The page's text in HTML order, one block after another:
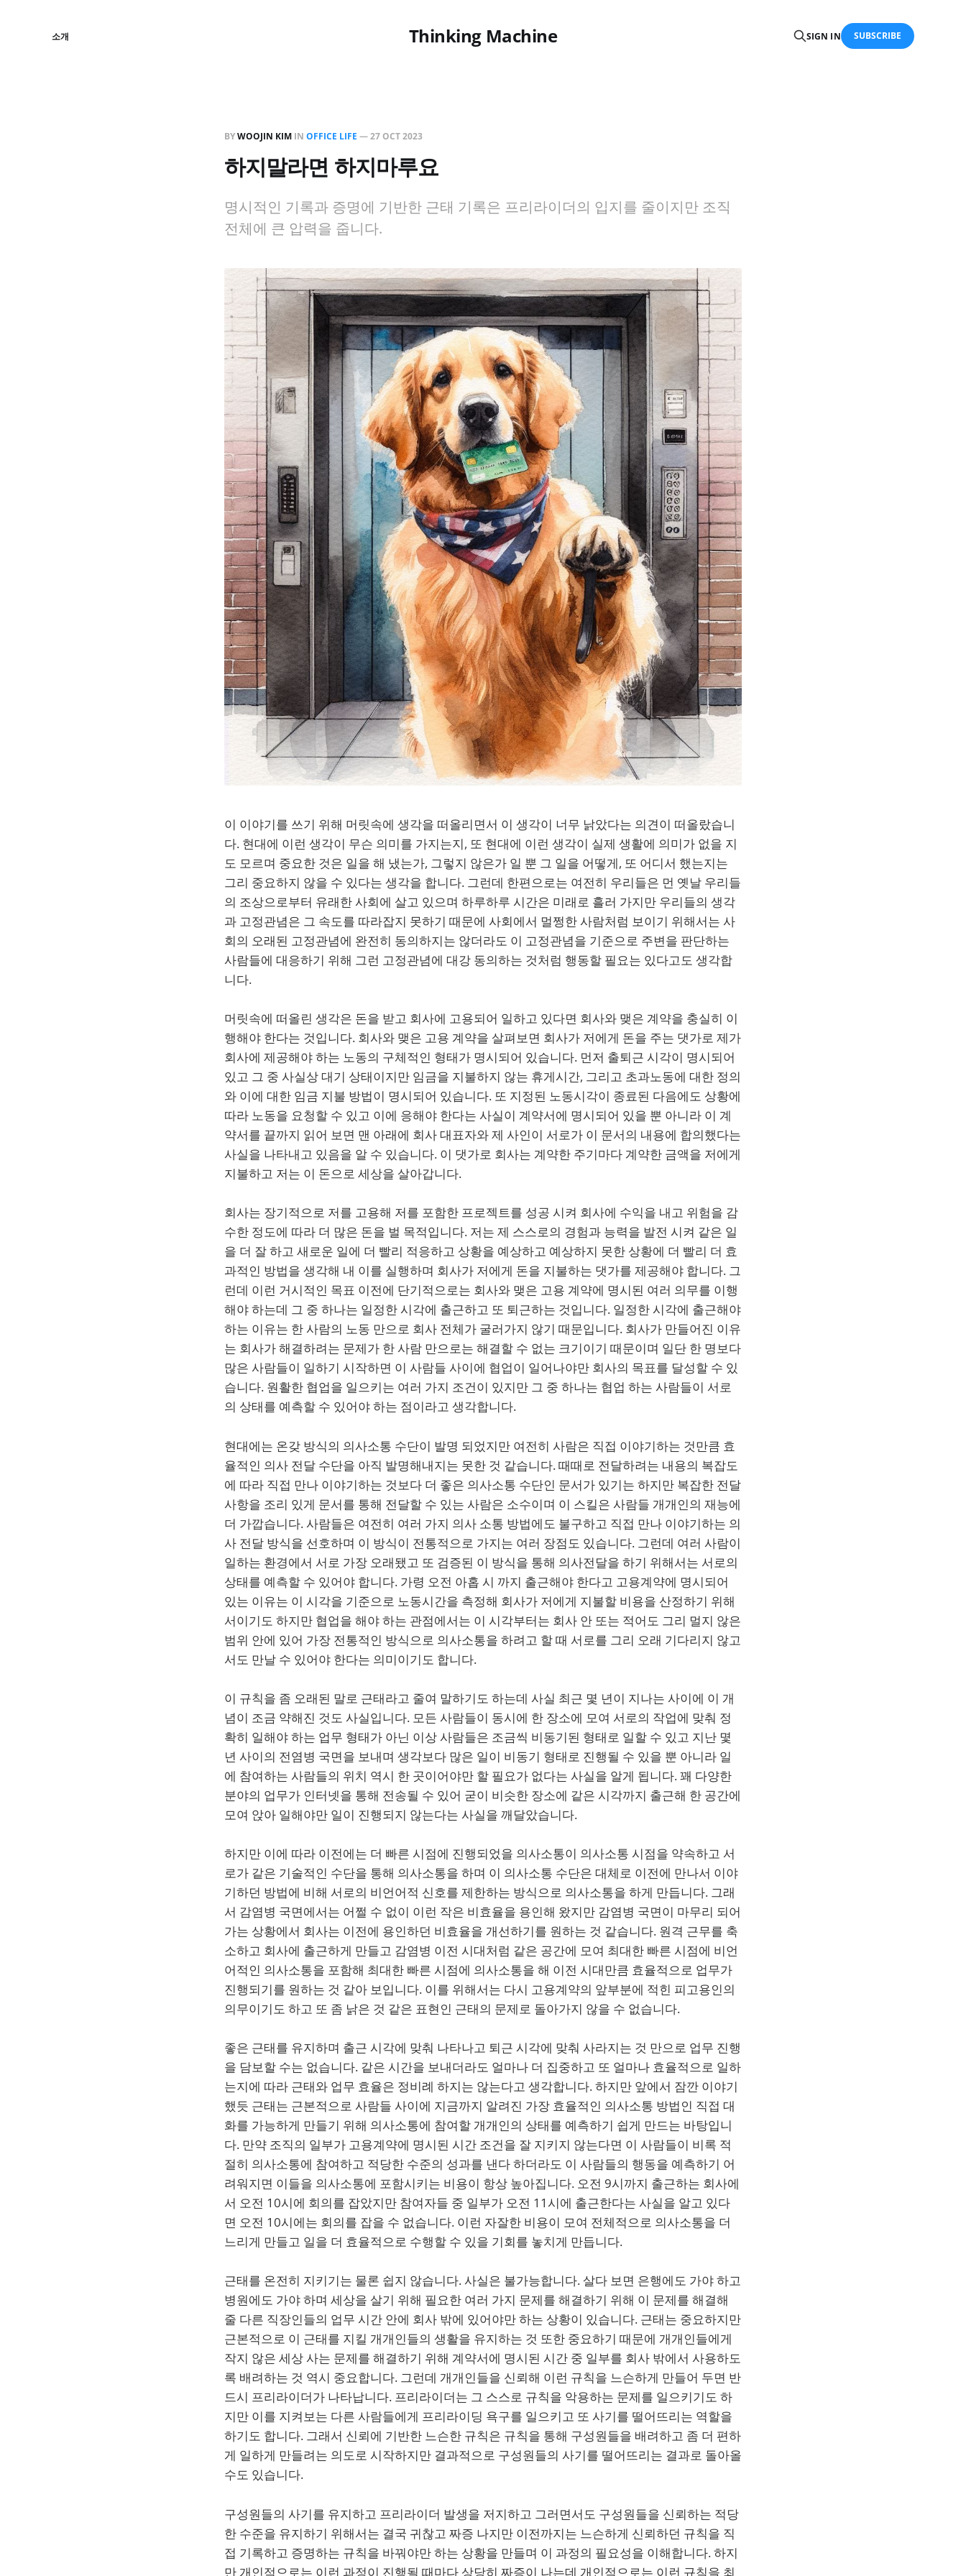
Thinking Machine
소개 SIGN IN SUBSCRIBE
BYWOOJIN KIM IN OFFICE LIFE —27 OCT 2023
하지말라면 하지마루요
명시적인 기록과 증명에 기반한 근태 기록은 프리라이더의 입지를 줄이지만 조직
전체에 큰 압력을 줍니다.
이 이야기를 쓰기 위해 머릿속에 생각을 떠올리면서 이 생각이 너무 낡았다는 의견이 떠올랐습니
다. 현대에 이런 생각이 무슨 의미를 가지는지, 또 현대에 이런 생각이 실제 생활에 의미가 없을 지
도 모르며 중요한 것은 일을 해 냈는가, 그렇지 않은가 일 뿐 그 일을 어떻게, 또 어디서 했는지는
그리 중요하지 않을 수 있다는 생각을 합니다. 그런데 한편으로는 여전히 우리들은 먼 옛날 우리들
의 조상으로부터 유래한 사회에 살고 있으며 하루하루 시간은 미래로 흘러 가지만 우리들의 생각
과 고정관념은 그 속도를 따라잡지 못하기 때문에 사회에서 멀쩡한 사람처럼 보이기 위해서는 사
회의 오래된 고정관념에 완전히 동의하지는 않더라도 이 고정관념을 기준으로 주변을 판단하는
사람들에 대응하기 위해 그런 고정관념에 대강 동의하는 것처럼 행동할 필요는 있다고도 생각합
니다.
머릿속에 떠올린 생각은 돈을 받고 회사에 고용되어 일하고 있다면 회사와 맺은 계약을 충실히 이
행해야 한다는 것입니다. 회사와 맺은 고용 계약을 살펴보면 회사가 저에게 돈을 주는 댓가로 제가
회사에 제공해야 하는 노동의 구체적인 형태가 명시되어 있습니다. 먼저 출퇴근 시각이 명시되어
있고 그 중 사실상 대기 상태이지만 임금을 지불하지 않는 휴게시간, 그리고 초과노동에 대한 정의
와 이에 대한 임금 지불 방법이 명시되어 있습니다. 또 지정된 노동시각이 종료된 다음에도 상황에
따라 노동을 요청할 수 있고 이에 응해야 한다는 사실이 계약서에 명시되어 있을 뿐 아니라 이 계
약서를 끝까지 읽어 보면 맨 아래에 회사 대표자와 제 사인이 서로가 이 문서의 내용에 합의했다는
사실을 나타내고 있음을 알 수 있습니다. 이 댓가로 회사는 계약한 주기마다 계약한 금액을 저에게
지불하고 저는 이 돈으로 세상을 살아갑니다.
회사는 장기적으로 저를 고용해 저를 포함한 프로젝트를 성공 시켜 회사에 수익을 내고 위험을 감
수한 정도에 따라 더 많은 돈을 벌 목적입니다. 저는 제 스스로의 경험과 능력을 발전 시켜 같은 일
을 더 잘 하고 새로운 일에 더 빨리 적응하고 상황을 예상하고 예상하지 못한 상황에 더 빨리 더 효
과적인 방법을 생각해 내 이를 실행하며 회사가 저에게 돈을 지불하는 댓가를 제공해야 합니다. 그
런데 이런 거시적인 목표 이전에 단기적으로는 회사와 맺은 고용 계약에 명시된 여러 의무를 이행
해야 하는데 그 중 하나는 일정한 시각에 출근하고 또 퇴근하는 것입니다. 일정한 시각에 출근해야
하는 이유는 한 사람의 노동 만으로 회사 전체가 굴러가지 않기 때문입니다. 회사가 만들어진 이유
는 회사가 해결하려는 문제가 한 사람 만으로는 해결할 수 없는 크기이기 때문이며 일단 한 명보다
많은 사람들이 일하기 시작하면 이 사람들 사이에 협업이 일어나야만 회사의 목표를 달성할 수 있
습니다. 원활한 협업을 일으키는 여러 가지 조건이 있지만 그 중 하나는 협업 하는 사람들이 서로
의 상태를 예측할 수 있어야 하는 점이라고 생각합니다.
현대에는 온갖 방식의 의사소통 수단이 발명 되었지만 여전히 사람은 직접 이야기하는 것만큼 효
율적인 의사 전달 수단을 아직 발명해내지는 못한 것 같습니다. 때때로 전달하려는 내용의 복잡도
에 따라 직접 만나 이야기하는 것보다 더 좋은 의사소통 수단인 문서가 있기는 하지만 복잡한 전달
사항을 조리 있게 문서를 통해 전달할 수 있는 사람은 소수이며 이 스킬은 사람들 개개인의 재능에
더 가깝습니다. 사람들은 여전히 여러 가지 의사 소통 방법에도 불구하고 직접 만나 이야기하는 의
사 전달 방식을 선호하며 이 방식이 전통적으로 가지는 여러 장점도 있습니다. 그런데 여러 사람이
일하는 환경에서 서로 가장 오래됐고 또 검증된 이 방식을 통해 의사전달을 하기 위해서는 서로의
상태를 예측할 수 있어야 합니다. 가령 오전 아홉 시 까지 출근해야 한다고 고용계약에 명시되어
있는 이유는 이 시각을 기준으로 노동시간을 측정해 회사가 저에게 지불할 비용을 산정하기 위해
서이기도 하지만 협업을 해야 하는 관점에서는 이 시각부터는 회사 안 또는 적어도 그리 멀지 않은
범위 안에 있어 가장 전통적인 방식으로 의사소통을 하려고 할 때 서로를 그리 오래 기다리지 않고
서도 만날 수 있어야 한다는 의미이기도 합니다.
이 규칙을 좀 오래된 말로 근태라고 줄여 말하기도 하는데 사실 최근 몇 년이 지나는 사이에 이 개
념이 조금 약해진 것도 사실입니다. 모든 사람들이 동시에 한 장소에 모여 서로의 작업에 맞춰 정
확히 일해야 하는 업무 형태가 아닌 이상 사람들은 조금씩 비동기된 형태로 일할 수 있고 지난 몇
년 사이의 전염병 국면을 보내며 생각보다 많은 일이 비동기 형태로 진행될 수 있을 뿐 아니라 일
에 참여하는 사람들의 위치 역시 한 곳이어야만 할 필요가 없다는 사실을 알게 됩니다. 꽤 다양한
분야의 업무가 인터넷을 통해 전송될 수 있어 굳이 비슷한 장소에 같은 시각까지 출근해 한 공간에
모여 앉아 일해야만 일이 진행되지 않는다는 사실을 깨달았습니다.
하지만 이에 따라 이전에는 더 빠른 시점에 진행되었을 의사소통이 의사소통 시점을 약속하고 서
로가 같은 기술적인 수단을 통해 의사소통을 하며 이 의사소통 수단은 대체로 이전에 만나서 이야
기하던 방법에 비해 서로의 비언어적 신호를 제한하는 방식으로 의사소통을 하게 만듭니다. 그래
서 감염병 국면에서는 어쩔 수 없이 이런 작은 비효율을 용인해 왔지만 감염병 국면이 마무리 되어
가는 상황에서 회사는 이전에 용인하던 비효율을 개선하기를 원하는 것 같습니다. 원격 근무를 축
소하고 회사에 출근하게 만들고 감염병 이전 시대처럼 같은 공간에 모여 최대한 빠른 시점에 비언
어적인 의사소통을 포함해 최대한 빠른 시점에 의사소통을 해 이전 시대만큼 효율적으로 업무가
진행되기를 원하는 것 같아 보입니다. 이를 위해서는 다시 고용계약의 앞부분에 적힌 피고용인의
의무이기도 하고 또 좀 낡은 것 같은 표현인 근태의 문제로 돌아가지 않을 수 없습니다.
좋은 근태를 유지하며 출근 시각에 맞춰 나타나고 퇴근 시각에 맞춰 사라지는 것 만으로 업무 진행
을 담보할 수는 없습니다. 같은 시간을 보내더라도 얼마나 더 집중하고 또 얼마나 효율적으로 일하
는지에 따라 근태와 업무 효율은 정비례 하지는 않는다고 생각합니다. 하지만 앞에서 잠깐 이야기
했듯 근태는 근본적으로 사람들 사이에 지금까지 알려진 가장 효율적인 의사소통 방법인 직접 대
화를 가능하게 만들기 위해 의사소통에 참여할 개개인의 상태를 예측하기 쉽게 만드는 바탕입니
다. 만약 조직의 일부가 고용계약에 명시된 시간 조건을 잘 지키지 않는다면 이 사람들이 비록 적
절히 의사소통에 참여하고 적당한 수준의 성과를 낸다 하더라도 이 사람들의 행동을 예측하기 어
려워지면 이들을 의사소통에 포함시키는 비용이 항상 높아집니다. 오전 9시까지 출근하는 회사에
서 오전 10시에 회의를 잡았지만 참여자들 중 일부가 오전 11시에 출근한다는 사실을 알고 있다
면 오전 10시에는 회의를 잡을 수 없습니다. 이런 자잘한 비용이 모여 전체적으로 의사소통을 더
느리게 만들고 일을 더 효율적으로 수행할 수 있을 기회를 놓치게 만듭니다.
근태를 온전히 지키기는 물론 쉽지 않습니다. 사실은 불가능합니다. 살다 보면 은행에도 가야 하고
병원에도 가야 하며 세상을 살기 위해 필요한 여러 가지 문제를 해결하기 위해 이 문제를 해결해
줄 다른 직장인들의 업무 시간 안에 회사 밖에 있어야만 하는 상황이 있습니다. 근태는 중요하지만
근본적으로 이 근태를 지킬 개개인들의 생활을 유지하는 것 또한 중요하기 때문에 개개인들에게
작지 않은 세상 사는 문제를 해결하기 위해 계약서에 명시된 시간 중 일부를 회사 밖에서 사용하도
록 배려하는 것 역시 중요합니다. 그런데 개개인들을 신뢰해 이런 규칙을 느슨하게 만들어 두면 반
드시 프리라이더가 나타납니다. 프리라이더는 그 스스로 규칙을 악용하는 문제를 일으키기도 하
지만 이를 지켜보는 다른 사람들에게 프리라이딩 욕구를 일으키고 또 사기를 떨어뜨리는 역할을
하기도 합니다. 그래서 신뢰에 기반한 느슨한 규칙은 규칙을 통해 구성원들을 배려하고 좀 더 편하
게 일하게 만들려는 의도로 시작하지만 결과적으로 구성원들의 사기를 떨어뜨리는 결과로 돌아올
수도 있습니다.
구성원들의 사기를 유지하고 프리라이더 발생을 저지하고 그러면서도 구성원들을 신뢰하는 적당
한 수준을 유지하기 위해서는 결국 귀찮고 짜증 나지만 이전까지는 느슨하게 신뢰하던 규칙을 직
접 기록하고 증명하는 규칙을 바꿔야만 하는 상황을 만들며 이 과정의 필요성을 이해합니다. 하지
만 개인적으로는 이런 과정이 진행될 때마다 상당히 짜증이 나는데 개인적으로는 이런 규칙을 최